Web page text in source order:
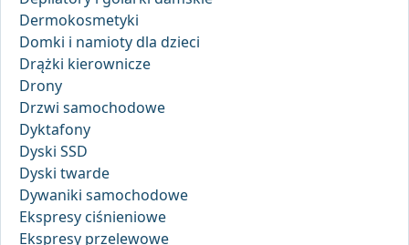
Dermokosmetyki
Domki i namioty dla dzieci
Drążki kierownicze
Drony
Drzwi samochodowe
Dyktafony
Dyski SSD
Dyski twarde
Dywaniki samochodowe
Ekspresy ciśnieniowe
Ekspresy przelewowe